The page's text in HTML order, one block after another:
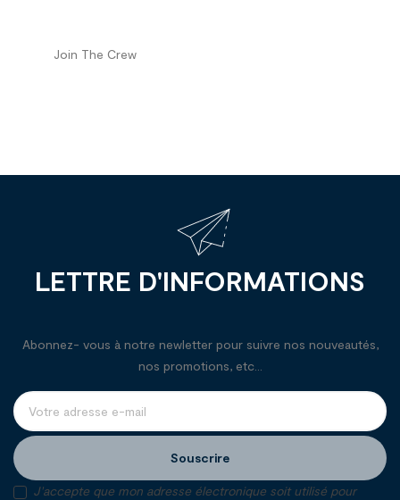
Join The Crew
LETTRE D'INFORMATIONS
Abonnez- vous à notre newletter pour suivre nos nouveautés,
nos promotions, etc...
Souscrire
J'accepte que mon adresse électronique soit utilisé pour